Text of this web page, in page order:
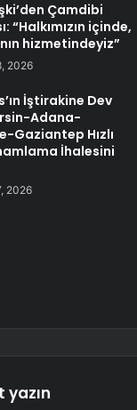
Çamdibi
“Halkımızın içinde,
hizmetindeyiz”
2026
İştirakine Dev
Adana-
Gaziantep Hızlı
İhalesini
2026
yazın